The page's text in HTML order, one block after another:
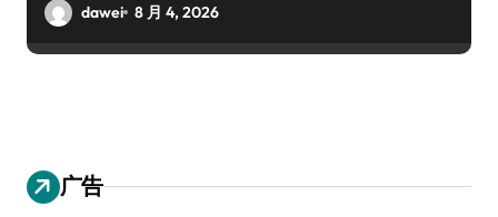
dawei 8 月 4, 2026
广告